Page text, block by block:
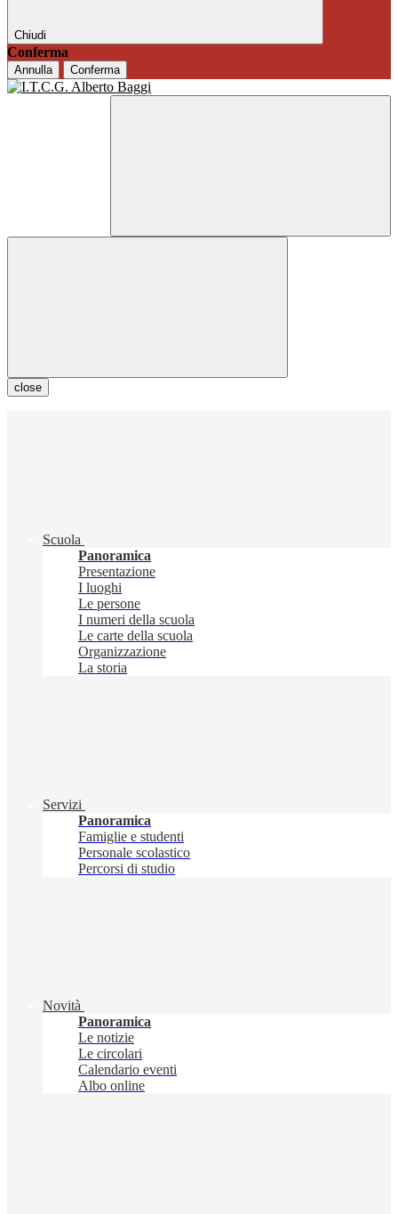
Chiudi
Conferma
Annulla Conferma
close
Scuola
Panoramica
Presentazione
I luoghi
Le persone
I numeri della scuola
Le carte della scuola
Organizzazione
La storia
Servizi
Panoramica
Famiglie e studenti
Personale scolastico
Percorsi di studio
Novità
Panoramica
Le notizie
Le circolari
Calendario eventi
Albo online